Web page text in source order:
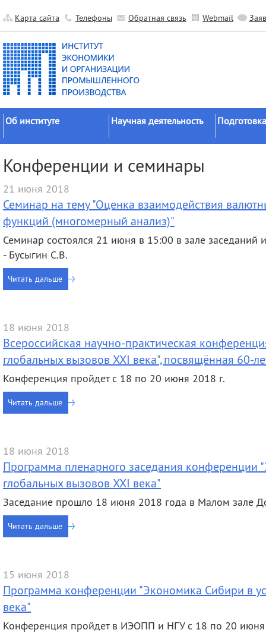
Карта сайта Телефоны Обратная связь Webmail
Об институте
Официальные документы
История
Руководство
Научные подразделения
Прочие подразделения
Издательская
деятельность
Контакты
Научная деятельность
исследований
Прикладные разработки
Гранты
Научные школы
Целевое
Конференции и семинары
21 июня 2018
Семинар на тему "Оценка взаимодействия
функций (многомерный анализ)"
Семинар состоялся 21 июня в 15:00 в зале заседаний
- Бусыгин С.В.
Читать дальше
18 июня 2018
Всероссийская научно-практическая
глобальных вызовов XXI века", посвящённая
Конференция пройдет с 18 по 20 июня 2018 г.
Читать дальше
18 июня 2018
Программа пленарного заседания конференции
глобальных вызовов XXI века"
Заседание прошло 18 июня 2018 года в Малом зале
Читать дальше
15 июня 2018
Программа конференции "Экономика Сибири в
века"
Конференция пройдет в ИЭОПП и НГУ с 18 по 20